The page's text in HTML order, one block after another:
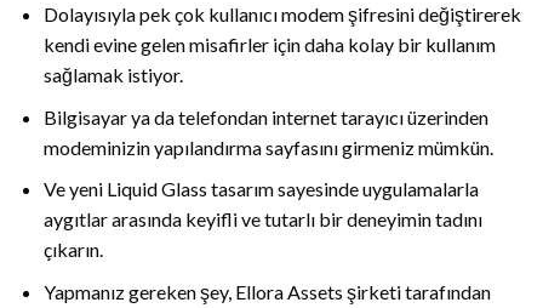
Dolayısıyla pek çok kullanıcı modem şifresini değiştirerek
kendi evine gelen misafirler için daha kolay bir kullanım
sağlamak istiyor.
Bilgisayar ya da telefondan internet tarayıcı üzerinden
modeminizin yapılandırma sayfasını girmeniz mümkün.
Ve yeni Liquid Glass tasarım sayesinde uygulamalarla
aygıtlar arasında keyifli ve tutarlı bir deneyimin tadını
çıkarın.
Yapmanız gereken şey, Ellora Assets şirketi tarafından